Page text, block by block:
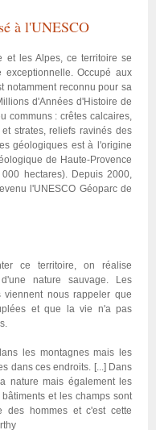
à l'UNESCO
et les Alpes, ce territoire se
Occupé aux
notamment reconnu pour sa
d'Années d'Histoire de
communs : crêtes calcaires,
strates, reliefs ravinés des
géologiques est à l'origine
de Haute-Provence
hectares). Depuis 2000,
l'UNESCO Géoparc de
ce territoire, on réalise
nature sauvage. Les
nous rappeler que
et que la vie n'a pas
les montagnes mais les
dans ces endroits. [...] Dans
nature mais également les
et les champs sont
des hommes et c'est cette